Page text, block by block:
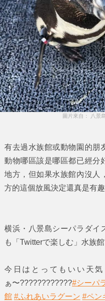
圖片來自： 八景
有去過水族館或動物園的朋
動物哪區該是哪區都已經分
地方，但如果水族館內沒人
方的這個放風決定還真是有
横浜・八景島シーパラダイ
も「Twitterで楽しむ」水族
今日はとってもいい天
ぁ〜????????????#シーパ
館 #ふれあいラグーン #ペン